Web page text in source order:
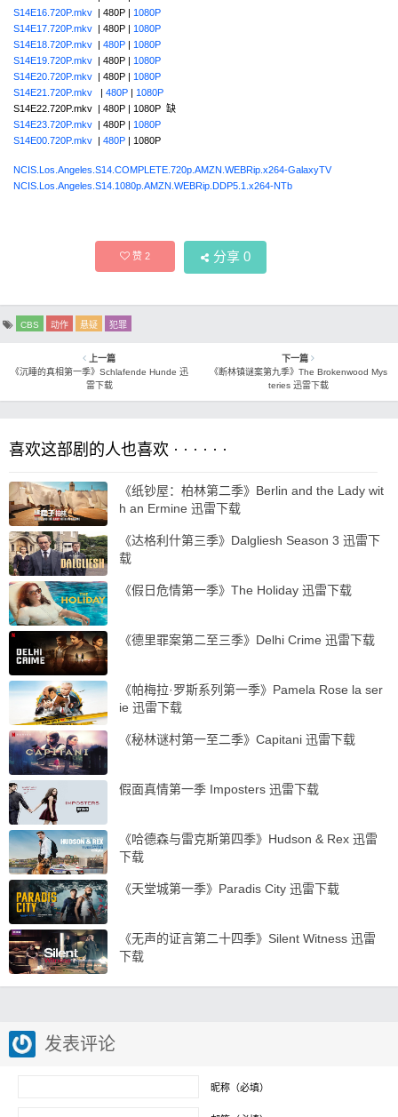
S14E16.720P.mkv | 480P | 1080P
S14E17.720P.mkv | 480P | 1080P
S14E18.720P.mkv | 480P | 1080P
S14E19.720P.mkv | 480P | 1080P
S14E20.720P.mkv | 480P | 1080P
S14E21.720P.mkv | 480P | 1080P
S14E22.720P.mkv | 480P | 1080P 缺
S14E23.720P.mkv | 480P | 1080P
S14E00.720P.mkv | 480P | 1080P
NCIS.Los.Angeles.S14.COMPLETE.720p.AMZN.WEBRip.x264-GalaxyTV
NCIS.Los.Angeles.S14.1080p.AMZN.WEBRip.DDP5.1.x264-NTb
赞2 分享 0
CBS 动作 悬疑 犯罪
上一篇
《沉睡的真相第一季》Schlafende Hunde 迅
雷下载
下一篇
《断林镇谜案第九季》The Brokenwood Mys
teries 迅雷下载
喜欢这部剧的人也喜欢 · · · · · ·
《纸钞屋：柏林第二季》Berlin and the Lady wit
h an Ermine 迅雷下载
《达格利什第三季》Dalgliesh Season 3 迅雷下
载
《假日危情第一季》The Holiday 迅雷下载
《德里罪案第二至三季》Delhi Crime 迅雷下载
《帕梅拉·罗斯系列第一季》Pamela Rose la ser
ie 迅雷下载
《秘林谜村第一至二季》Capitani 迅雷下载
假面真情第一季 Imposters 迅雷下载
《哈德森与雷克斯第四季》Hudson & Rex 迅雷
下载
《天堂城第一季》Paradis City 迅雷下载
《无声的证言第二十四季》Silent Witness 迅雷
下载
发表评论
昵称（必填）